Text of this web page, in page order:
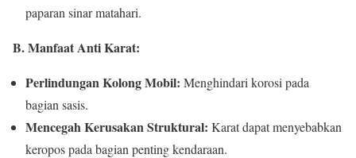
paparan sinar matahari.
B. Manfaat Anti Karat:
Perlindungan Kolong Mobil: Menghindari korosi pada
bagian sasis.
Mencegah Kerusakan Struktural: Karat dapat menyebabkan
keropos pada bagian penting kendaraan.